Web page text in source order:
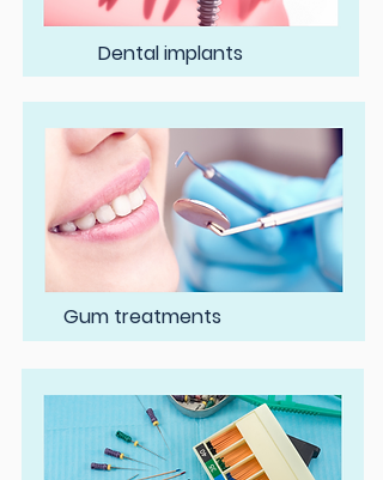
Dental implants
Gum treatments